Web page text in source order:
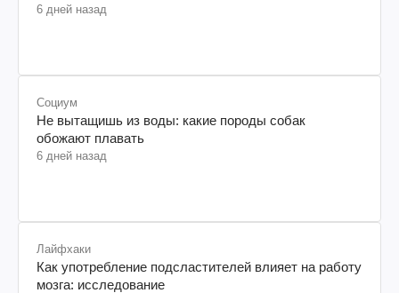
6 дней назад
Социум
Не вытащишь из воды: какие породы собак
обожают плавать
6 дней назад
Лайфхаки
Как употребление подсластителей влияет на работу
мозга: исследование